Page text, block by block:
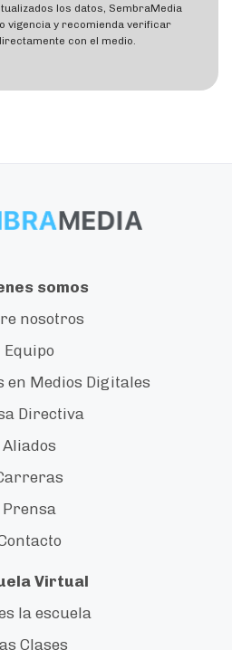
los datos, SembraMedia
vigencia y recomienda verificar
con el medio.
somos
nosotros
Equipo
en Medios Digitales
Directiva
Aliados
Prensa
Virtual
la escuela
Clases